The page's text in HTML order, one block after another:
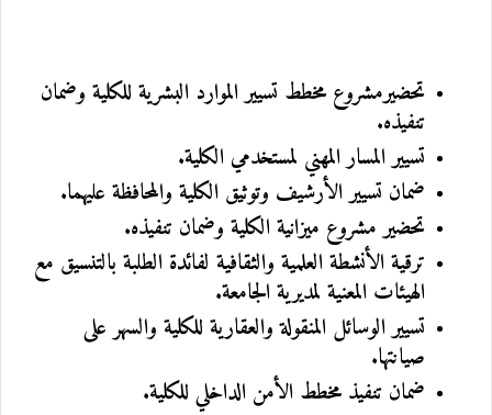
تحضيرمشروع مخطط تسيير الموارد البشرية للكلية وضمان
تنفيذه.
تسيير المسار المهني لمستخدمي الكلية.
ضمان تسيير الأرشيف وتوثيق الكلية والمحافظة عليهما.
تحضير مشروع ميزانية الكلية وضمان تنفيذه.
ترقية الأنشطة العلمية والثقافية لفائدة الطلبة بالتنسيق مع
الهيئات المعنية لمديرية الجامعة.
تسيير الوسائل المنقولة والعقارية للكلية والسهر على
صيانتها.
ضمان تنفيذ مخطط الأمن الداخلي للكلية.